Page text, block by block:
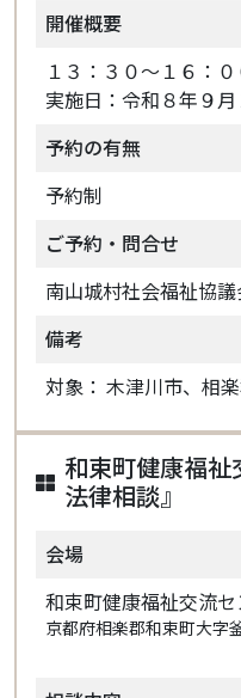
開催概要
１３：３０～１６：
実施日：令和８年９月
予約の有無
予約制
ご予約・問合せ
南山城村社会福祉協
備考
対象： 木津川市、相
和束町健康福祉
法律相談』
会場
和束町健康福祉交流セ
京都府相楽郡和束町大字